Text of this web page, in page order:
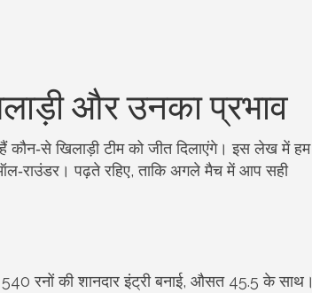
और उनका प्रभाव
खिलाड़ी टीम को जीत दिलाएंगे। इस लेख में हम
पढ़ते रहिए, ताकि अगले मैच में आप सही
रनों की शानदार इंट्री बनाई, औसत 45.5 के साथ।